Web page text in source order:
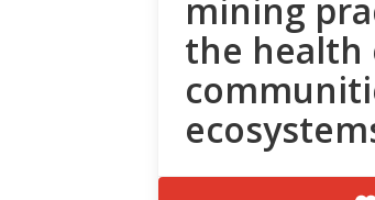
mining
the health